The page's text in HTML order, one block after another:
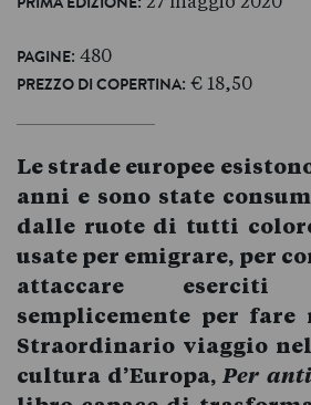
PRIMA EDIZIONE
PAGINE: 480
PREZZO DI COPERTINA: € 18,50
Le strade europee
anni e sono state
dalle ruote di tutti
usate per emigrare, per
attaccare
semplicemente per fare
Straordinario viaggio
cultura d’Europa,Per